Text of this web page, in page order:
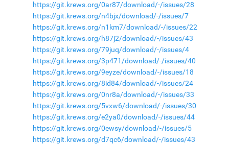
https://git.krews.org/0ar87/download/-/issues/28
https://git.krews.org/n4bjx/download/-/issues/7
https://git.krews.org/n1km7/download/-/issues/22
https://git.krews.org/h87j2/download/-/issues/43
https://git.krews.org/79juq/download/-/issues/4
https://git.krews.org/3p471/download/-/issues/40
https://git.krews.org/9eyze/download/-/issues/18
https://git.krews.org/8id84/download/-/issues/24
https://git.krews.org/0nr8a/download/-/issues/33
https://git.krews.org/5vxw6/download/-/issues/30
https://git.krews.org/e2ya0/download/-/issues/44
https://git.krews.org/0ewsy/download/-/issues/5
https://git.krews.org/d7qc6/download/-/issues/43